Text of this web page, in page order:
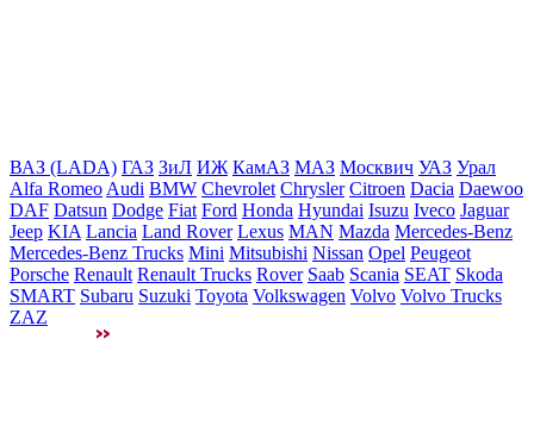
ВАЗ (LADA) ГАЗ ЗиЛ ИЖ КамАЗ МАЗ Москвич УАЗ Урал
Alfa Romeo Audi BMW Chevrolet Chrysler Citroen Dacia Daewoo
DAF Datsun Dodge Fiat Ford Honda Hyundai Isuzu Iveco Jaguar
Jeep KIA Lancia Land Rover Lexus MAN Mazda Mercedes-Benz
Mercedes-Benz Trucks Mini Mitsubishi Nissan Opel Peugeot
Porsche Renault Renault Trucks Rover Saab Scania SEAT Skoda
SMART Subaru Suzuki Toyota Volkswagen Volvo Volvo Trucks
ZAZ